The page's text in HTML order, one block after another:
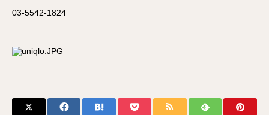
03-5542-1824